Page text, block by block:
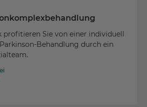
profitieren Sie von einer individuell
Behandlung durch ein